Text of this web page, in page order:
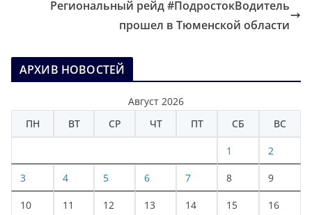
Региональный рейд #ПодростокВодитель
прошел в Тюменской области
АРХИВ НОВОСТЕЙ
Август 2026
ПН
ВТ СР ЧТ ПТ СБ ВС
1 2
3 4 5 6 7 8 9
10 11 12 13 14 15 16